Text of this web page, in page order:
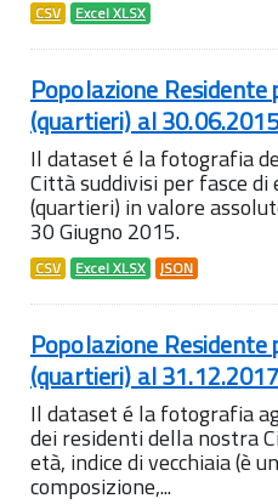
CSV Excel XLSX
Popolazione Residente
(quartieri) al
Il dataset é la fotografia
Città suddivisi per fasce di
(quartieri) in valore
30 Giugno 2015.
CSV Excel XLSX JSON
Popolazione Residente
(quartieri) al
Il dataset é la fotografia
dei residenti della nostra
età, indice di vecchiaia (è
composizione,...